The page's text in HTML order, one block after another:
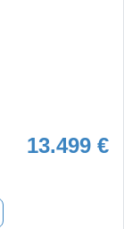
13.499 €